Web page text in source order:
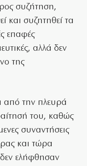
συζήτηση,
και συζητηθεί τα
επαφές
αλλά δεν
της
από την πλευρά
του, καθώς
συναντήσεις
και τώρα
ελήφθησαν